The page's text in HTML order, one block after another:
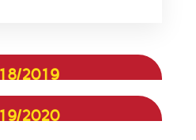
2019
2020